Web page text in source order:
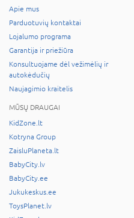
Apie mus
Parduotuvių kontaktai
Lojalumo programa
Garantija ir priežiūra
Konsultuojame dėl vežimėlių ir
autokėdučių
Naujagimio kraitelis
MŪSŲ DRAUGAI
KidZone.lt
Kotryna Group
ZaisluPlaneta.lt
BabyCity.lv
BabyCity.ee
Jukukeskus.ee
ToysPlanet.lv